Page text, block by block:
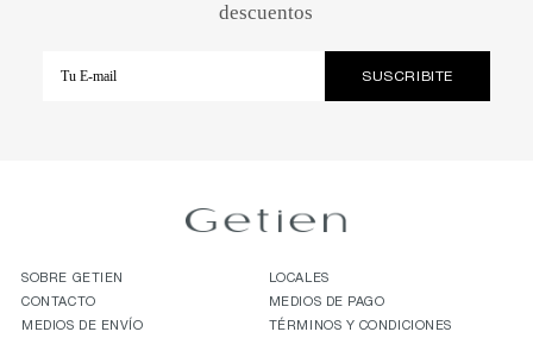
descuentos
SOBRE GETIEN
LOCALES
CONTACTO
MEDIOS DE PAGO
MEDIOS DE ENVÍO
TÉRMINOS Y CONDICIONES